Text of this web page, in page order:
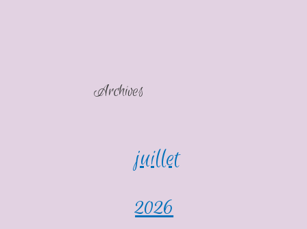
Archives
juillet
2026